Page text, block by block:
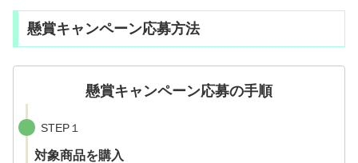
懸賞キャンペーン応募方法
懸賞キャンペーン応募の手順
STEP１
対象商品を購入